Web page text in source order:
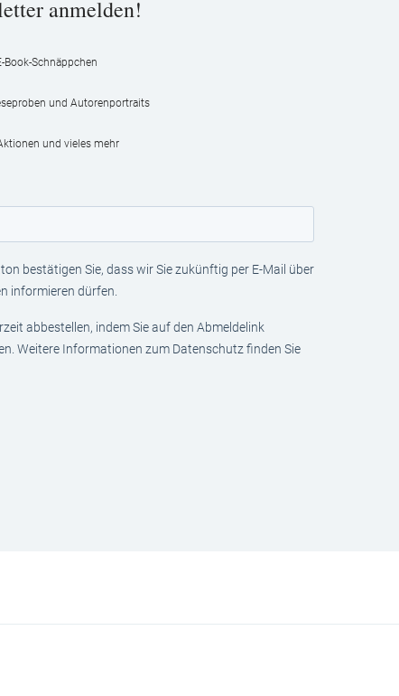
anmelden!
Schnäppchen
und Autorenportraits
und vieles mehr
bestätigen Sie, dass wir Sie zukünftig per E-Mail über
informieren dürfen.
abbestellen, indem Sie auf den Abmeldelink
Weitere Informationen zum Datenschutz finden Sie